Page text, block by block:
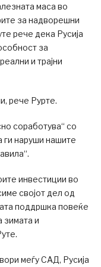
маса во
за надворешни
рече дека Русија
за
и трајни
рече Рурте.
соработува“ со
ги наруши нашите
инвестиции во
својот дел од
поддршка повеќе
зимата и
меѓу САД, Русија